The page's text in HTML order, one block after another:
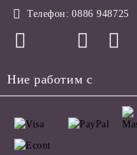
Телефон: 0886 948725
Ние работим с